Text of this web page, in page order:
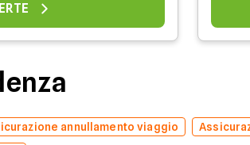
annullamento viaggio